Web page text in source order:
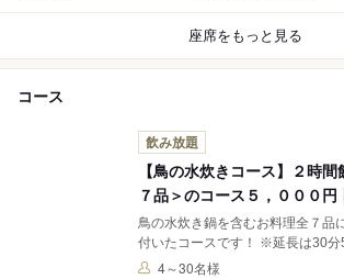
座席をもっと見る
コース
飲み放題
【鳥の水炊きコース】２時
７品＞のコース５，０００円
鳥の水炊き鍋を含むお料理全７品
付いたコースです！ ※延長は30分500円/１名様。 店舗
２Fの貸切は２０名様から承ります。 ご自宅・会社
4～30名様